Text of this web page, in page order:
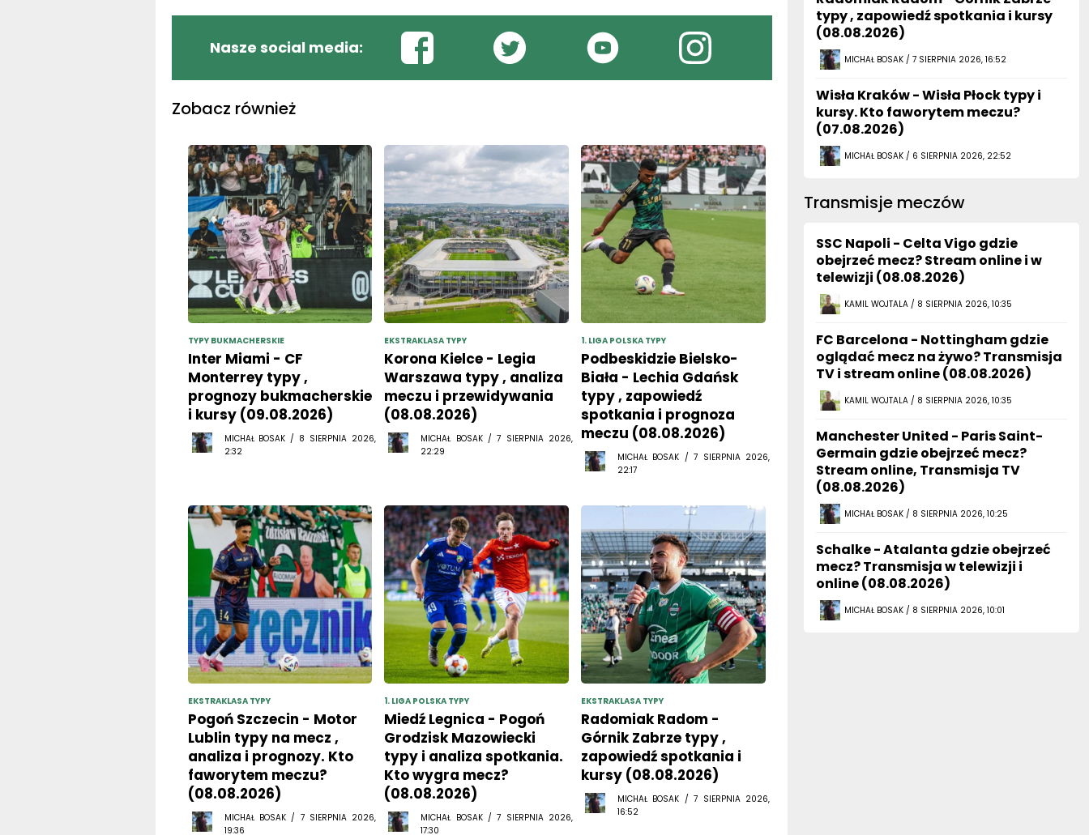
Nasze social media:
Zobacz również
TYPY BUKMACHERSKIE
Inter Miami - CF
Monterrey typy ,
prognozy bukmacherskie
i kursy (09.08.2026)
MICHAŁ BOSAK / 8 SIERPNIA 2026,
2:32
EKSTRAKLASA TYPY
Korona Kielce - Legia
Warszawa typy , analiza
meczu i przewidywania
(08.08.2026)
MICHAŁ BOSAK / 7 SIERPNIA 2026,
22:29
1. LIGA POLSKA TYPY
Podbeskidzie Bielsko-
Biała - Lechia Gdańsk
typy , zapowiedź
spotkania i prognoza
meczu (08.08.2026)
MICHAŁ BOSAK / 7 SIERPNIA 2026,
22:17
EKSTRAKLASA TYPY
Pogoń Szczecin - Motor
Lublin typy na mecz ,
analiza i prognozy. Kto
faworytem meczu?
(08.08.2026)
MICHAŁ BOSAK / 7 SIERPNIA 2026,
19:36
1. LIGA POLSKA TYPY
Miedź Legnica - Pogoń
Grodzisk Mazowiecki
typy i analiza spotkania.
Kto wygra mecz?
(08.08.2026)
MICHAŁ BOSAK / 7 SIERPNIA 2026,
17:30
EKSTRAKLASA TYPY
Radomiak Radom -
Górnik Zabrze typy ,
zapowiedź spotkania i
kursy (08.08.2026)
MICHAŁ BOSAK / 7 SIERPNIA 2026,
16:52
typy , zapowiedź spotkania i kursy
(08.08.2026)
MICHAŁ BOSAK / 7 SIERPNIA 2026, 16:52
Wisła Kraków - Wisła Płock typy i
kursy. Kto faworytem meczu?
(07.08.2026)
MICHAŁ BOSAK / 6 SIERPNIA 2026, 22:52
Transmisje meczów
SSC Napoli - Celta Vigo gdzie
obejrzeć mecz? Stream online i w
telewizji (08.08.2026)
KAMIL WOJTALA / 8 SIERPNIA 2026, 10:35
FC Barcelona - Nottingham gdzie
oglądać mecz na żywo? Transmisja
TV i stream online (08.08.2026)
KAMIL WOJTALA / 8 SIERPNIA 2026, 10:35
Manchester United - Paris Saint-
Germain gdzie obejrzeć mecz?
Stream online, Transmisja TV
(08.08.2026)
MICHAŁ BOSAK / 8 SIERPNIA 2026, 10:25
Schalke - Atalanta gdzie obejrzeć
mecz? Transmisja w telewizji i
online (08.08.2026)
MICHAŁ BOSAK / 8 SIERPNIA 2026, 10:01